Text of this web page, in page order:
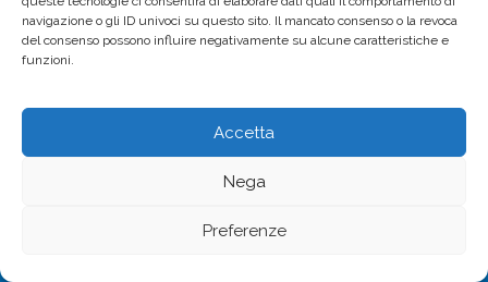
navigazione o gli ID univoci su questo sito. Il mancato consenso o la revoca
del consenso possono influire negativamente su alcune caratteristiche e
funzioni.
Accetta
Nega
Preferenze
FACEBOOK